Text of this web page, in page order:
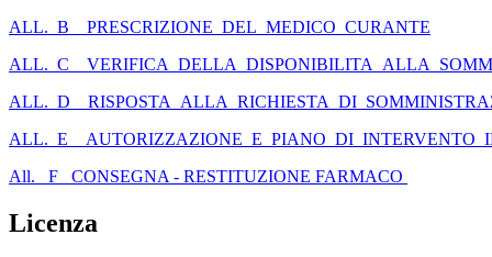
ALL._B__PRESCRIZIONE_DEL_MEDICO_CURANTE
All. _F _CONSEGNA - RESTITUZIONE FARMACO
Licenza